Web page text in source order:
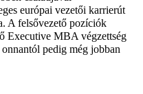
európai vezetői karrierút
A felsővezető pozíciók
Executive MBA végzettség
onnantól pedig még jobban